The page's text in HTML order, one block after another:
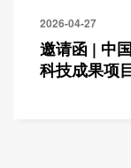
2026-04-27
邀请函 | 中
科技成果项